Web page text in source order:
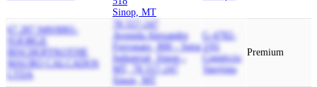
Sinop, MT
67.287.949/0001-
JORGE
KOTHE
MAURO CALCADOS
78.557-247
Avenida Alexandre
Ferronato, 800 - Setor
Industrial, Sinop -
MT, 78.557-247
Sinop, MT
G-4782-
Comércio
Varejista
Premium